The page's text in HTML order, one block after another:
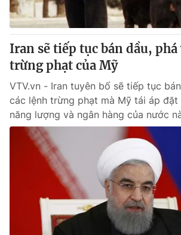
Iran sẽ tiếp tục bán dầu,
trừng phạt của Mỹ
VTV.vn - Iran tuyên bố sẽ tiếp tục
các lệnh trừng phạt mà Mỹ tái áp đặt
năng lượng và ngân hàng của nước